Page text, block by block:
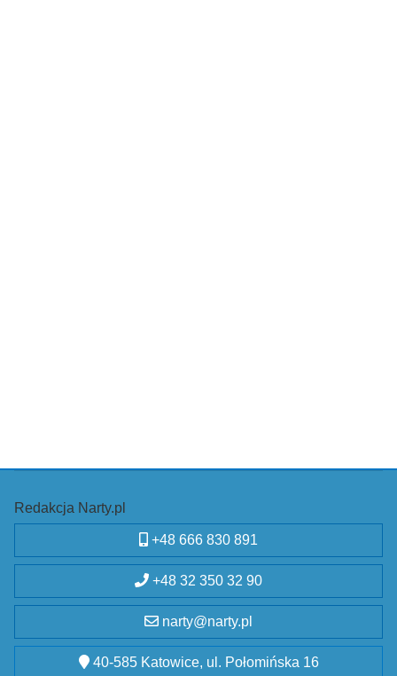
Redakcja Narty.pl
+48 666 830 891
+48 32 350 32 90
narty@narty.pl
40-585 Katowice, ul. Połomińska 16